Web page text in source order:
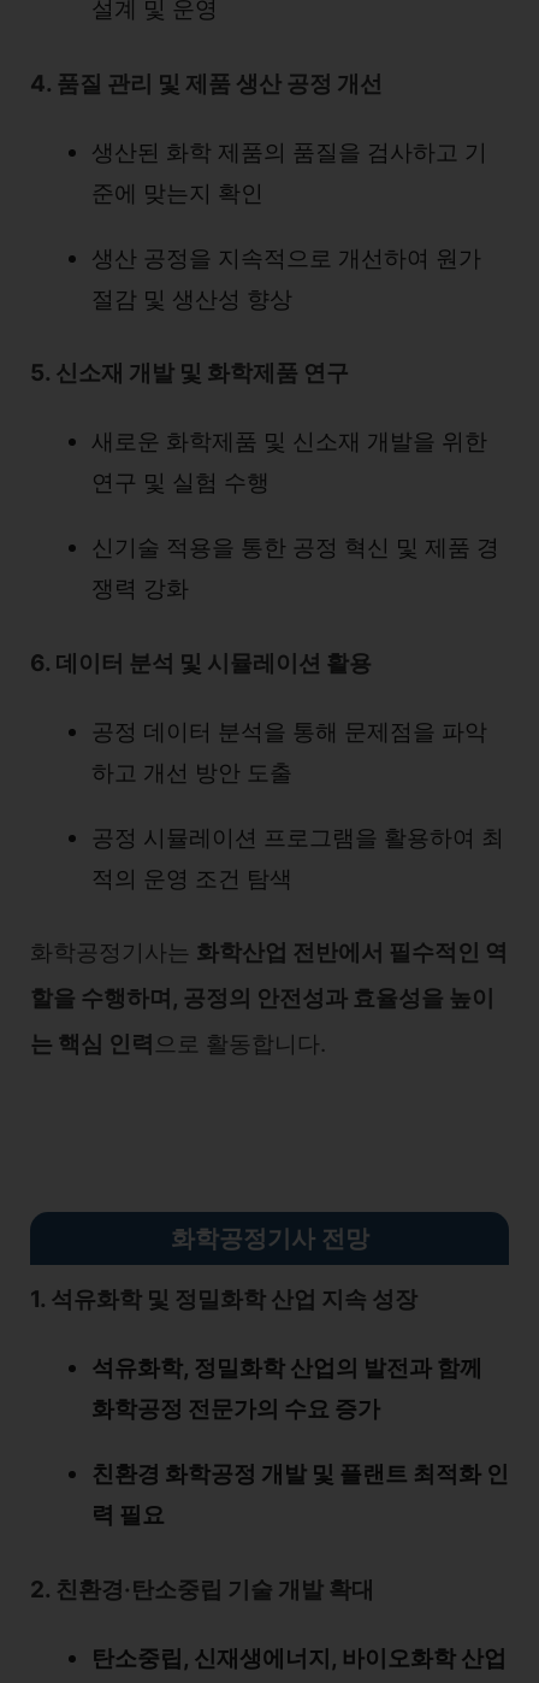
설계 및 운영
4. 품질 관리 및 제품 생산 공정 개선
생산된 화학 제품의 품질을 검사하고 기
준에 맞는지 확인
생산 공정을 지속적으로 개선하여 원가
절감 및 생산성 향상
5. 신소재 개발 및 화학제품 연구
새로운 화학제품 및 신소재 개발을 위한
연구 및 실험 수행
신기술 적용을 통한 공정 혁신 및 제품 경
쟁력 강화
6. 데이터 분석 및 시뮬레이션 활용
공정 데이터 분석을 통해 문제점을 파악
하고 개선 방안 도출
공정 시뮬레이션 프로그램을 활용하여 최
적의 운영 조건 탐색
화학공정기사는 화학산업 전반에서 필수적인 역
할을 수행하며, 공정의 안전성과 효율성을 높이
는 핵심 인력 으로 활동합니다.
화학공정기사 전망
1. 석유화학 및 정밀화학 산업 지속 성장
석유화학, 정밀화학 산업의 발전과 함께
화학공정 전문가의 수요 증가
친환경 화학공정 개발 및 플랜트 최적화 인
력 필요
2. 친환경·탄소중립 기술 개발 확대
탄소중립, 신재생에너지, 바이오화학 산업